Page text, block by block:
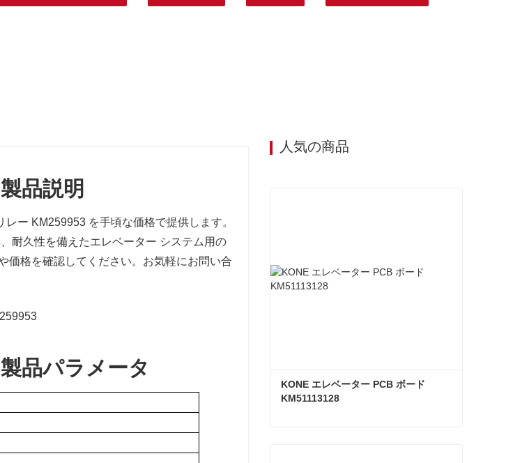
製品説明
ー KM259953 を手頃な価格で提供します。
耐久性を備えたエレベーター システム用の
価格を確認してください。お気軽にお問い合
製品パラメータ
人気の商品
KONE エレベーター PCB ボード
KM51113128